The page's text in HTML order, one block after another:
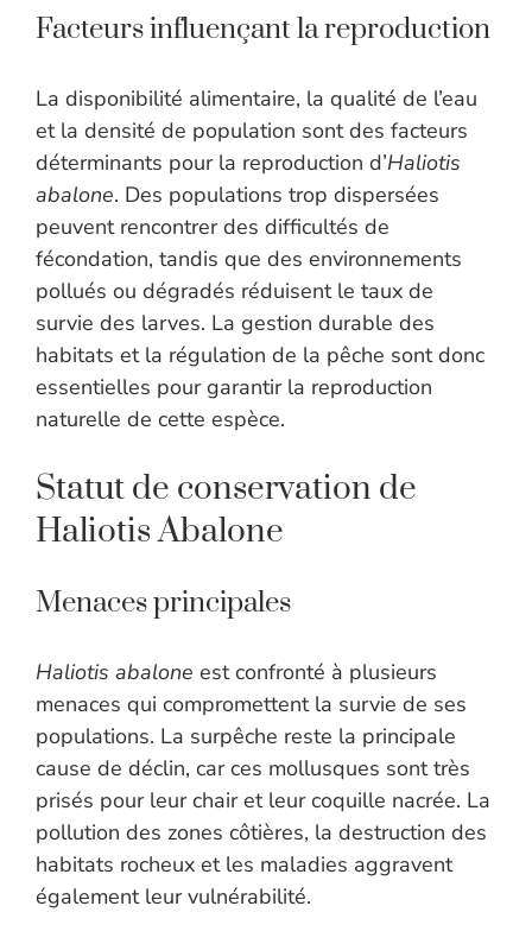
Facteurs influençant la reproduction
La disponibilité alimentaire, la qualité de l’eau
et la densité de population sont des facteurs
déterminants pour la reproduction d’Haliotis
abalone. Des populations trop dispersées
peuvent rencontrer des difficultés de
fécondation, tandis que des environnements
pollués ou dégradés réduisent le taux de
survie des larves. La gestion durable des
habitats et la régulation de la pêche sont donc
essentielles pour garantir la reproduction
naturelle de cette espèce.
Statut de conservation de
Haliotis Abalone
Menaces principales
Haliotis abalone est confronté à plusieurs
menaces qui compromettent la survie de ses
populations. La surpêche reste la principale
cause de déclin, car ces mollusques sont très
prisés pour leur chair et leur coquille nacrée. La
pollution des zones côtières, la destruction des
habitats rocheux et les maladies aggravent
également leur vulnérabilité.